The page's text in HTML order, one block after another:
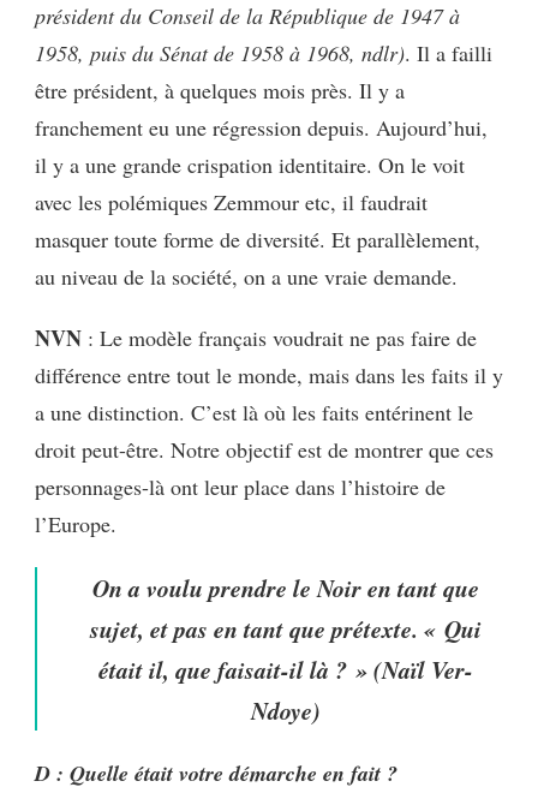
président du Conseil de la République de 1947 à
1958, puis du Sénat de 1958 à 1968, ndlr). Il a failli
être président, à quelques mois près. Il y a
franchement eu une régression depuis. Aujourd’hui,
il y a une grande crispation identitaire. On le voit
avec les polémiques Zemmour etc, il faudrait
masquer toute forme de diversité. Et parallèlement,
au niveau de la société, on a une vraie demande.
NVN : Le modèle français voudrait ne pas faire de
différence entre tout le monde, mais dans les faits il y
a une distinction. C’est là où les faits entérinent le
droit peut-être. Notre objectif est de montrer que ces
personnages-là ont leur place dans l’histoire de
l’Europe.
On a voulu prendre le Noir en tant que
sujet, et pas en tant que prétexte. « Qui
était il, que faisait-il là ? » (Naïl Ver-
Ndoye)
D : Quelle était votre démarche en fait ?